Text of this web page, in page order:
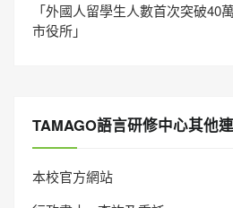
「外國人留學生人數首次突破40
市役所」
TAMAGO語言研修中心其他
本校官方網站